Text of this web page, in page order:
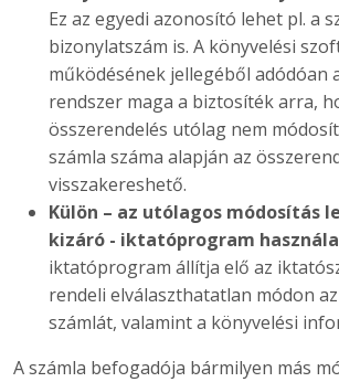
Ez az egyedi azonosító lehet pl. a
bizonylatszám is. A könyvelési
működésének jellegéből adódóan
rendszer maga a biztosíték arra,
összerendelés utólag nem
számla száma alapján az
visszakereshető.
Külön – az utólagos módosítás
kizáró - iktatóprogram
iktatóprogram állítja elő az
rendeli elválaszthatatlan módon
számlát, valamint a könyvelési
A számla befogadója bármilyen más